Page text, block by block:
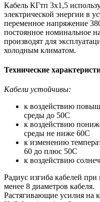
Кабель КГтп 3х1,5
электрической энергии в
переменное напряжение
постоянное номинальное
производят для
холодным климатом.
Технические
Кабели устойчивы:
к воздействию
среды до 50С
к воздействию
среды не ниже 60С
к изменению
60 до плюс 50С
к воздействию
Радиус изгиба кабелей
менее 8 диаметров кабеля.
Растягивающие усилия на